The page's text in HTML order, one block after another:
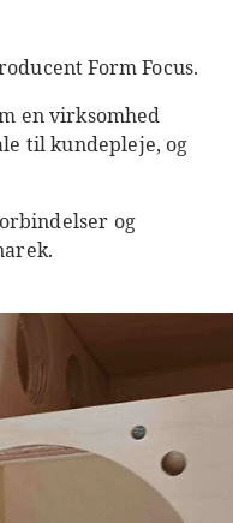
Form Focus.
en virksomhed
til kundepleje, og
og